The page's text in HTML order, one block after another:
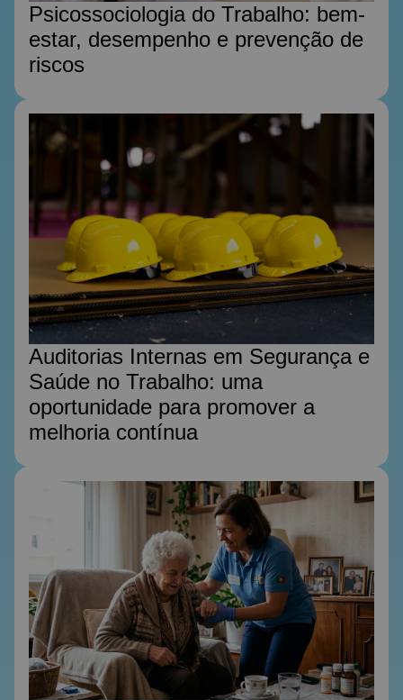
Psicossociologia do Trabalho: bem-
estar, desempenho e prevenção de
riscos
Auditorias Internas em Segurança e
Saúde no Trabalho: uma
oportunidade para promover a
melhoria contínua